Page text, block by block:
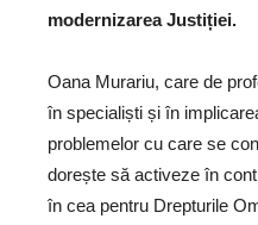
modernizarea Justiției.
Oana Murariu, care de
în specialiști și în
problemelor cu care se
dorește să activeze în
în cea pentru Drepturile